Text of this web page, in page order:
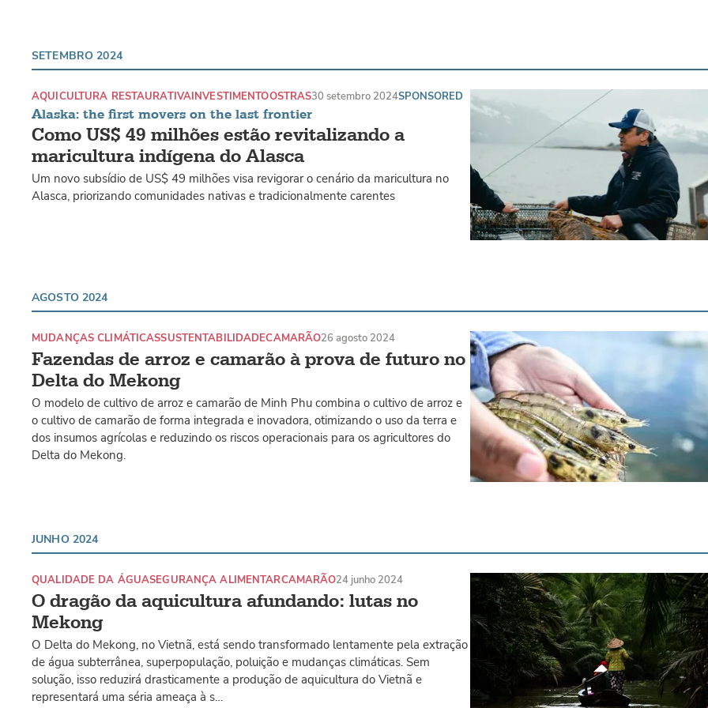
SETEMBRO 2024
Alaska: the first movers on the last frontier
Como US$ 49 milhões estão revitalizando a
maricultura indígena do Alasca
AQUICULTURA RESTAURATIVAINVESTIMENTOOSTRAS30 setembro 2024SPONSORED
Um novo subsídio de US$ 49 milhões visa revigorar o cenário da maricultura no
Alasca, priorizando comunidades nativas e tradicionalmente carentes
AGOSTO 2024
Fazendas de arroz e camarão à prova de futuro no
Delta do Mekong
MUDANÇAS CLIMÁTICASSUSTENTABILIDADECAMARÃO26 agosto 2024
O modelo de cultivo de arroz e camarão de Minh Phu combina o cultivo de arroz e
o cultivo de camarão de forma integrada e inovadora, otimizando o uso da terra e
dos insumos agrícolas e reduzindo os riscos operacionais para os agricultores do
Delta do Mekong.
JUNHO 2024
O dragão da aquicultura afundando: lutas no
Mekong
QUALIDADE DA ÁGUASEGURANÇA ALIMENTARCAMARÃO24 junho 2024
O Delta do Mekong, no Vietnã, está sendo transformado lentamente pela extração
de água subterrânea, superpopulação, poluição e mudanças climáticas. Sem
solução, isso reduzirá drasticamente a produção de aquicultura do Vietnã e
representará uma séria ameaça à s…